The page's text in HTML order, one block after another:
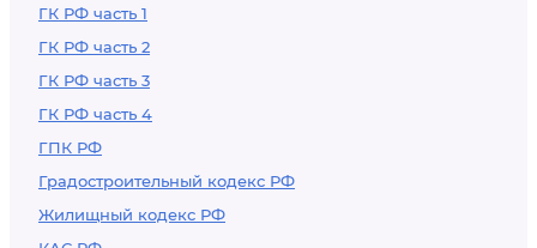
ГК РФ часть 1
ГК РФ часть 2
ГК РФ часть 3
ГК РФ часть 4
ГПК РФ
Градостроительный кодекс РФ
Жилищный кодекс РФ